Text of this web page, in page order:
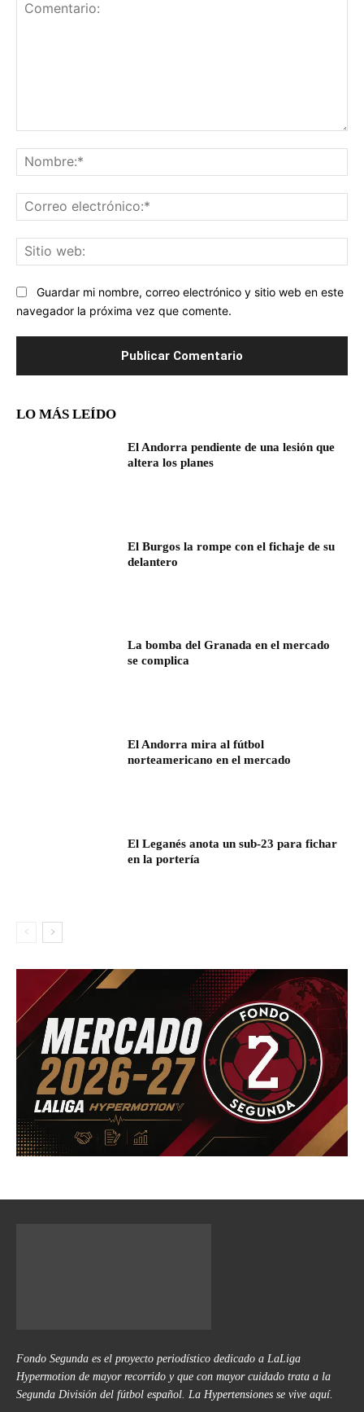
Guardar mi nombre, correo electrónico y sitio web en este
navegador la próxima vez que comente.
LO MÁS LEÍDO
El Andorra pendiente de una lesión que
altera los planes
El Burgos la rompe con el fichaje de su
delantero
La bomba del Granada en el mercado
se complica
El Andorra mira al fútbol
norteamericano en el mercado
El Leganés anota un sub-23 para fichar
en la portería
Fondo Segunda es el proyecto periodístico dedicado a LaLiga
Hypermotion de mayor recorrido y que con mayor cuidado trata a la
Segunda División del fútbol español. La Hypertensiones se vive aquí.